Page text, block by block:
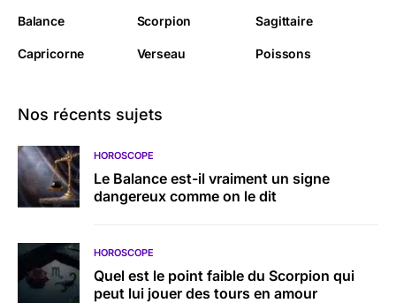
Balance Scorpion Sagittaire
Capricorne Verseau Poissons
Nos récents sujets
HOROSCOPE
Le Balance est-il vraiment un signe
dangereux comme on le dit
HOROSCOPE
Quel est le point faible du Scorpion qui
peut lui jouer des tours en amour